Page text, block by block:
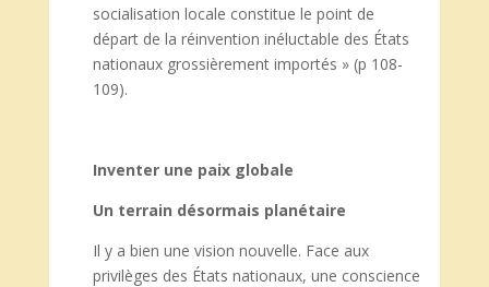
socialisation locale constitue le point de
départ de la réinvention inéluctable des États
nationaux grossièrement importés » (p 108-
109).
Inventer une paix globale
Un terrain désormais planétaire
Il y a bien une vision nouvelle. Face aux
privilèges des États nationaux, une conscience